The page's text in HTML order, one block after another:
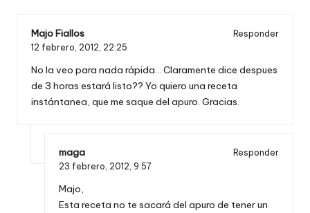
Majo Fiallos
Responder
12 febrero, 2012, 22:25
No la veo para nada rápida… Claramente dice despues
de 3 horas estará listo?? Yo quiero una receta
instántanea, que me saque del apuro. Gracias.
maga
Responder
23 febrero, 2012, 9:57
Majo,
Esta receta no te sacará del apuro de tener un